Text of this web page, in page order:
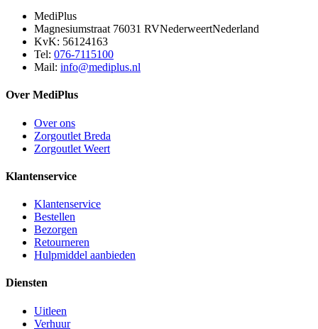
MediPlus
Magnesiumstraat 76031 RVNederweertNederland
KvK: 56124163
Tel: 076-7115100
Mail: info@mediplus.nl
Over MediPlus
Over ons
Zorgoutlet Breda
Zorgoutlet Weert
Klantenservice
Klantenservice
Bestellen
Bezorgen
Retourneren
Hulpmiddel aanbieden
Diensten
Uitleen
Verhuur